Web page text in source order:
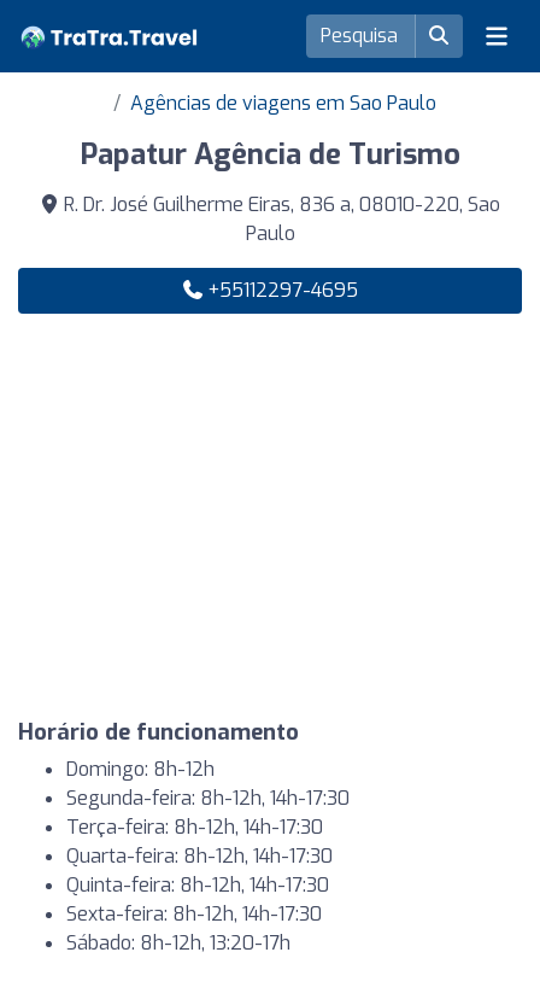
Agências de viagens em Sao Paulo
Papatur Agência de Turismo
R. Dr. José Guilherme Eiras, 836 a, 08010-220, Sao
Paulo
+55112297-4695
Horário de funcionamento
Domingo: 8h-12h
Segunda-feira: 8h-12h, 14h-17:30
Terça-feira: 8h-12h, 14h-17:30
Quarta-feira: 8h-12h, 14h-17:30
Quinta-feira: 8h-12h, 14h-17:30
Sexta-feira: 8h-12h, 14h-17:30
Sábado: 8h-12h, 13:20-17h